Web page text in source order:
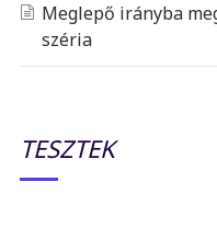
Meglepő irányba
széria
TESZTEK